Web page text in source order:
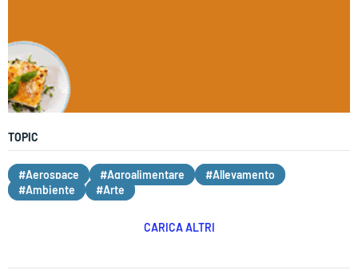
TOPIC
#Aerospace #Agroalimentare
#Allevamento
#Ambiente
#Arte
CARICA ALTRI